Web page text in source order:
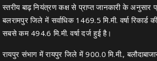
स्तरीय बाढ़ नियंत्रण कक्ष से प्राप्त जानकारी के
बलरामपुर जिले में सर्वाधिक 1469.5 मि.मी. वर्षा
सबसे कम 494.6 मि.मी. वर्षा दर्ज हुई है।
रायपुर संभाग में रायपुर जिले में 900.0 मि.मी.,